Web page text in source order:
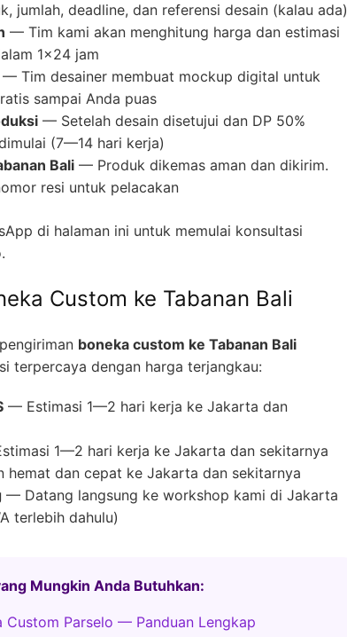
jumlah, deadline, dan referensi desain (kalau ada)
— Tim kami akan menghitung harga dan estimasi
1×24 jam
— Tim desainer membuat mockup digital untuk
sampai Anda puas
— Setelah desain disetujui dan DP 50%
(7—14 hari kerja)
Bali — Produk dikemas aman dan dikirim.
resi untuk pelacakan
di halaman ini untuk memulai konsultasi
Custom ke Tabanan Bali
boneka custom ke Tabanan Bali
terpercaya dengan harga terjangkau:
— Estimasi 1—2 hari kerja ke Jakarta dan
1—2 hari kerja ke Jakarta dan sekitarnya
hemat dan cepat ke Jakarta dan sekitarnya
— Datang langsung ke workshop kami di Jakarta
terlebih dahulu)
Mungkin Anda Butuhkan:
Custom Parselo — Panduan Lengkap